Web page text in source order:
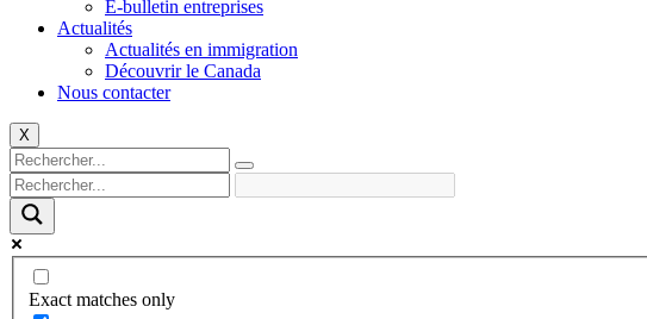
E-bulletin entreprises
Actualités
Actualités en immigration
Découvrir le Canada
Nous contacter
X
Exact matches only